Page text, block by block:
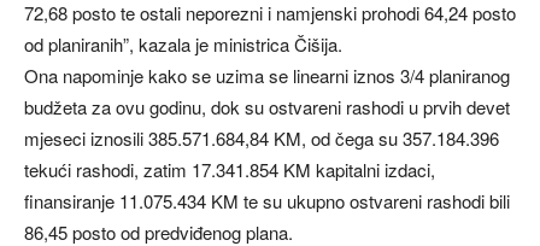
72,68 posto te ostali neporezni i namjenski prohodi 64,24 posto
od planiranih”, kazala je ministrica Čišija.
Ona napominje kako se uzima se linearni iznos 3/4 planiranog
budžeta za ovu godinu, dok su ostvareni rashodi u prvih devet
mjeseci iznosili 385.571.684,84 KM, od čega su 357.184.396
tekući rashodi, zatim 17.341.854 KM kapitalni izdaci,
finansiranje 11.075.434 KM te su ukupno ostvareni rashodi bili
86,45 posto od predviđenog plana.